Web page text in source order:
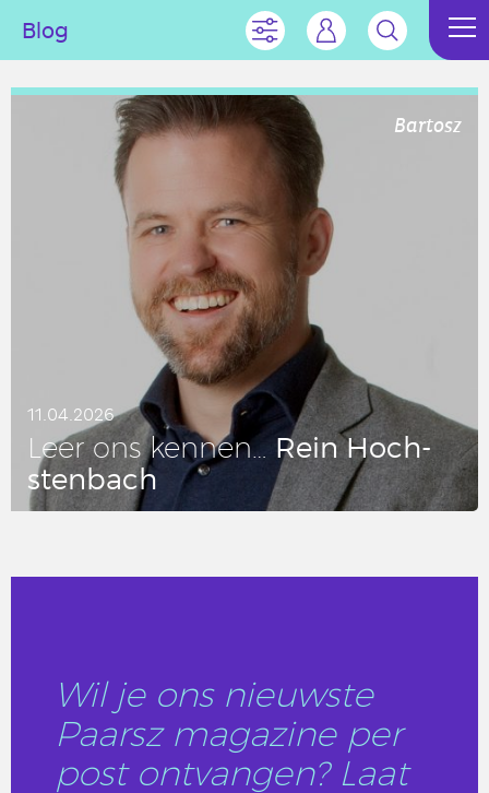
Blog
Bartosz
11.04.2026
Leer ons kennen…Rein Ho­ch­
sten­bach
Wil je ons nieuwste
Paarsz magazine per
post ontvangen? Laat